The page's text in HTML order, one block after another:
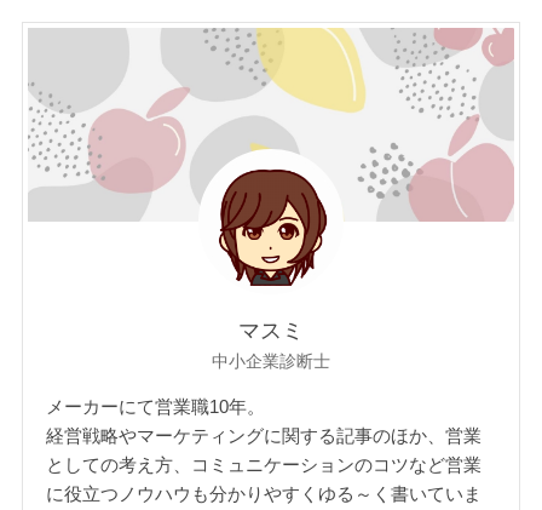
マスミ
中小企業診断士
メーカーにて営業職10年。
経営戦略やマーケティングに関する記事のほか、営業
としての考え方、コミュニケーションのコツなど営業
に役立つノウハウも分かりやすくゆる～く書いていま